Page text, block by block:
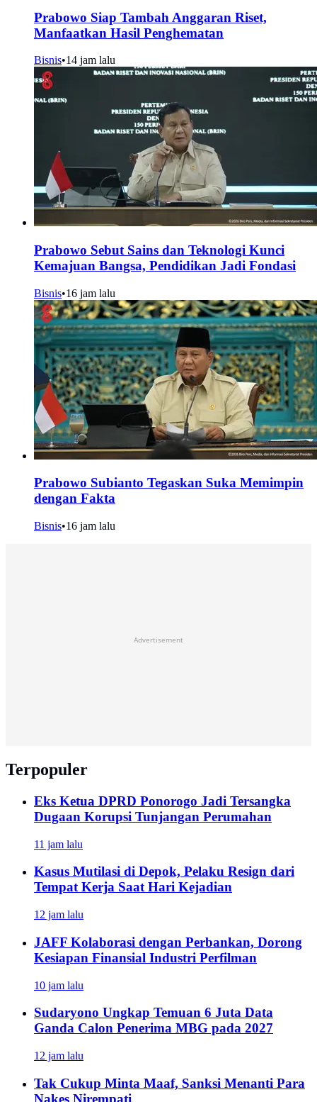
Prabowo Siap Tambah Anggaran Riset,
Manfaatkan Hasil Penghematan
Bisnis•14 jam lalu
Prabowo Sebut Sains dan Teknologi Kunci
Kemajuan Bangsa, Pendidikan Jadi Fondasi
Bisnis•16 jam lalu
Prabowo Subianto Tegaskan Suka Memimpin
dengan Fakta
Bisnis•16 jam lalu
Advertisement
Terpopuler
Eks Ketua DPRD Ponorogo Jadi Tersangka
Dugaan Korupsi Tunjangan Perumahan
11 jam lalu
Kasus Mutilasi di Depok, Pelaku Resign dari
Tempat Kerja Saat Hari Kejadian
12 jam lalu
JAFF Kolaborasi dengan Perbankan, Dorong
Kesiapan Finansial Industri Perfilman
10 jam lalu
Sudaryono Ungkap Temuan 6 Juta Data
Ganda Calon Penerima MBG pada 2027
12 jam lalu
Tak Cukup Minta Maaf, Sanksi Menanti Para
Nakes Nirempati